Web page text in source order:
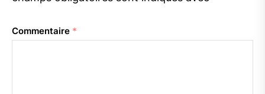
Commentaire *